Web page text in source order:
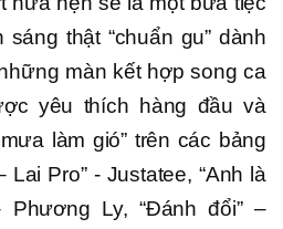
thật “chuẩn gu” dành
màn kết hợp song ca
yêu thích hàng đầu và
làm gió” trên các bảng
Pro” - Justatee, “Anh là
Ly, “Đánh đổi” –